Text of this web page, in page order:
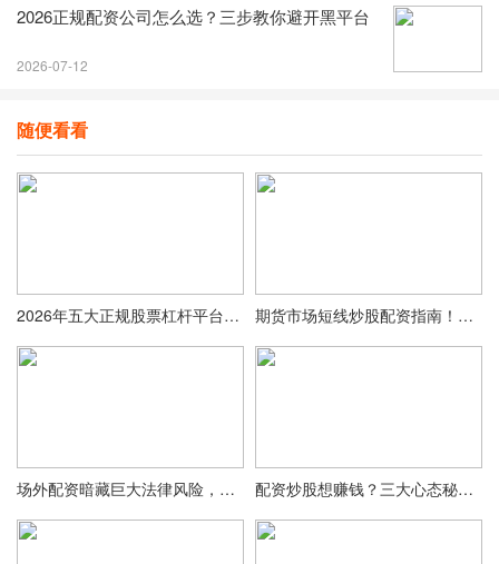
2026正规配资公司怎么选？三步教你避开黑平台
2026-07-12
随便看看
2026年五大正规股票杠杆平台盘点，远离配资陷阱放心加杠杆 期货市场短线炒股配资指南！正规实盘配资公司排行榜及选择要点
场外配资暗藏巨大法律风险，配资融资需合法合规途径 配资炒股想赚钱？三大心态秘诀在线平台老手都说关键